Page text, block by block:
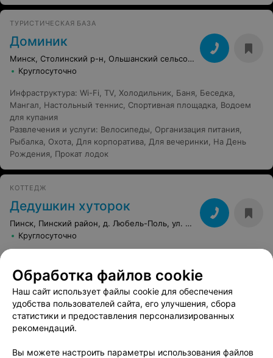
ТУРИСТИЧЕСКАЯ БАЗА
Доминик
Минск, Столинский р-н, Ольшанский сельсовет, 9
Круглосуточно
Инфраструктура: Wi-Fi, TV, Холодильник, Баня, Беседка,
Мангал, Настольный теннис, Спортивная площадка, Водоем
для купания
Развлечения и услуги: Велосипеды, Организация питания,
Рыбалка, Охота, Для корпоратива, Для вечеринки, На День
Рождения, Прокат лодок
КОТТЕДЖ
Дедушкин хуторок
Пинск, Пинский район, д. Любель-Поль, ул. Центральная, 6
Круглосуточно
Мангал
Развлечения и услуги :Банкетный зал,Для свадьбы
корпоратива,Для вечеринки,На День Рождения
ШАЛЕ
Беловежское
Обработка файлов cookie
Наш сайт использует файлы cookie для обеспечения
удобства пользователей сайта, его улучшения, сбора
статистики и предоставления персонализированных
рекомендаций.
Вы можете настроить параметры использования файлов